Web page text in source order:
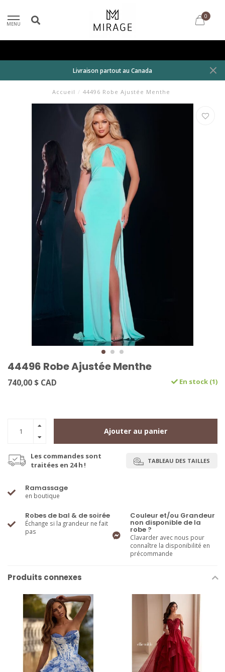
MENU
0
Livraison partout au Canada
Accueil / 44496 Robe Ajustée Menthe
44496 Robe Ajustée Menthe
740,00 $ CAD En stock (1)
Ajouter au panier
Les commandes sont
traitées en 24 h !
TABLEAU DES TAILLES
Ramassage
en boutique
Robes de bal & de soirée
Échange si la grandeur ne fait
pas
Couleur et/ou Grandeur
non disponible de la
robe ?
Clavarder avec nous pour
connaître la disponibilité en
précommande
Produits connexes